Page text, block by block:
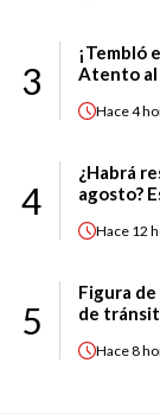
3
¡Tembló
Atento
Hace4
4
¿Habrá
agosto?
Hace 12
5
Figura
de
Hace8